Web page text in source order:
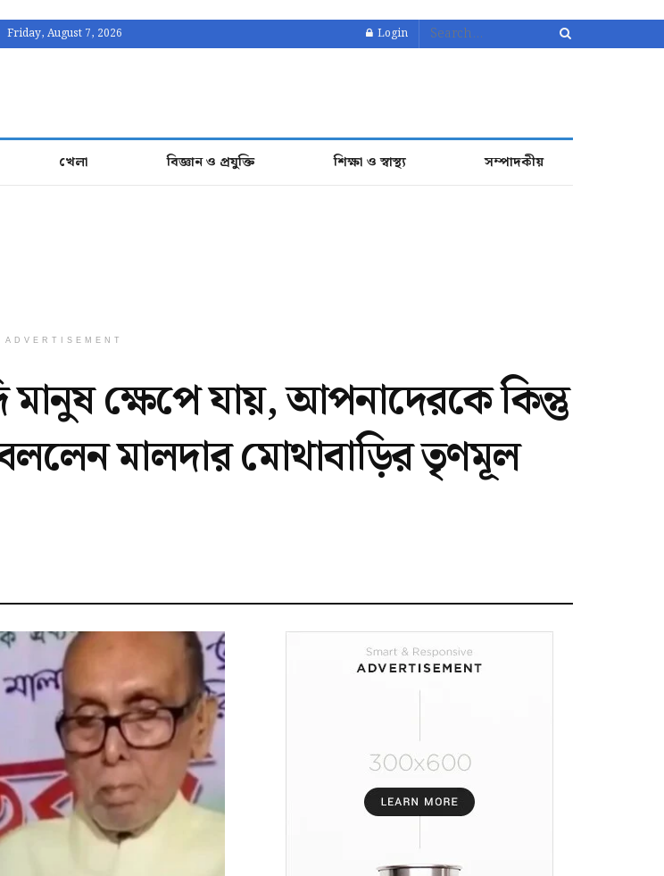
Friday, August 7, 2026 Login
খেলা বিজ্ঞান ও প্রযুক্তি শিক্ষা ও স্বাস্থ্য সম্পাদকীয়
ADVERTISEMENT
ক্ষেপে যায়, আপনাদেরকে কিন্তু
মালদার মোথাবাড়ির তৃণমূল